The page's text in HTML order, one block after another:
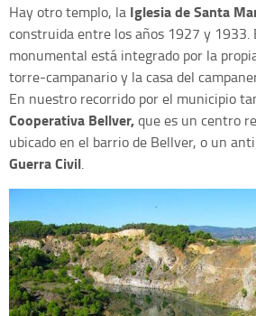
Hay otro templo, la Iglesia de Santa
construida entre los años 1927 y 1933.
monumental está integrado por la
torre-campanario y la casa del
En nuestro recorrido por el municipio
Cooperativa Bellver,que es un centro
ubicado en el barrio de Bellver, o un
Guerra Civil.